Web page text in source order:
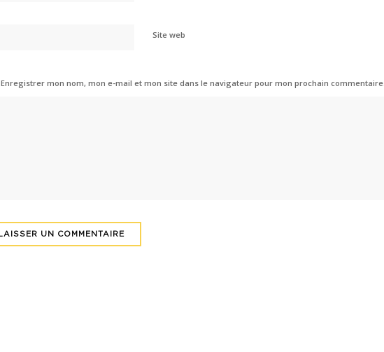
Site web
Enregistrer mon nom, mon e-mail et mon site dans le navigateur pour mon prochain commentaire.